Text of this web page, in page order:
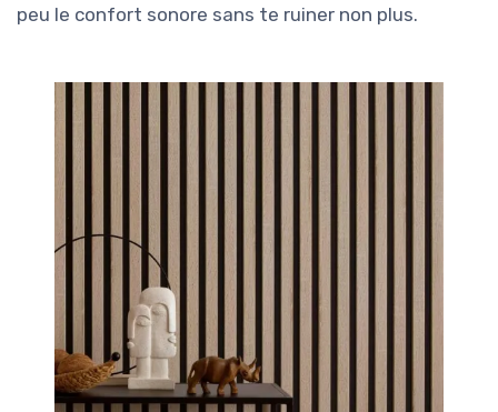
peu le confort sonore sans te ruiner non plus.